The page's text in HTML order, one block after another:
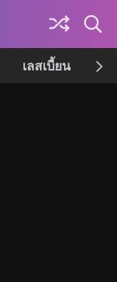
เลสเบี้ยน เค